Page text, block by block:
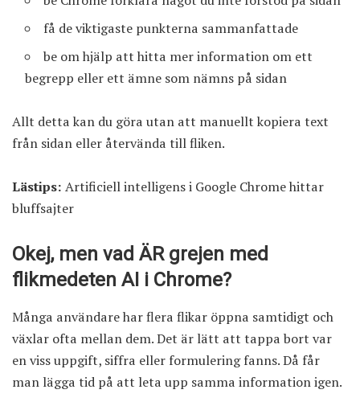
få de viktigaste punkterna sammanfattade
be om hjälp att hitta mer information om ett
begrepp eller ett ämne som nämns på sidan
Allt detta kan du göra utan att manuellt kopiera text
från sidan eller återvända till fliken.
Lästips: Artificiell intelligens i Google Chrome hittar
bluffsajter
Okej, men vad ÄR grejen med
flikmedeten AI i Chrome?
Många användare har flera flikar öppna samtidigt och
växlar ofta mellan dem. Det är lätt att tappa bort var
en viss uppgift, siffra eller formulering fanns. Då får
man lägga tid på att leta upp samma information igen.